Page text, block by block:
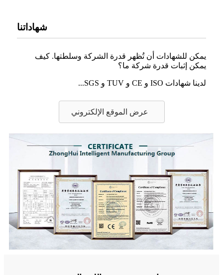
شهاداتنا
يمكن للشهادات أن تُظهر قدرة الشركة وسلطتها. كيف
يمكن إثبات قدرة شركة ما؟
لدينا شهادات ISO و CE و TUV و SGS...
عرض الموقع الإلكتروني